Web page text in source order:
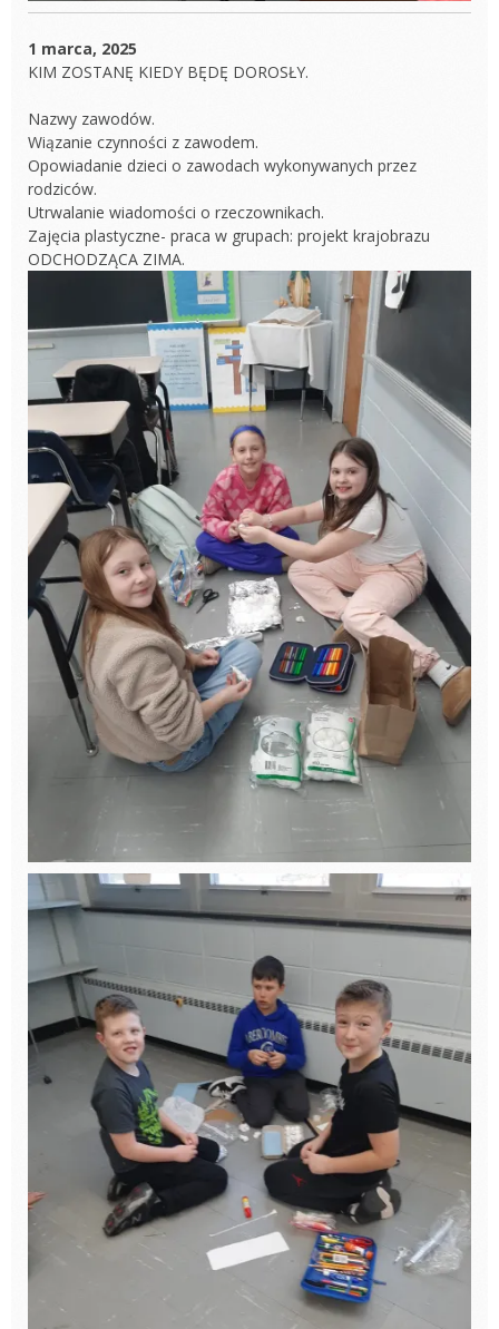
1 marca, 2025
KIM ZOSTANĘ KIEDY BĘDĘ DOROSŁY.
Nazwy zawodów.
Wiązanie czynności z zawodem.
Opowiadanie dzieci o zawodach wykonywanych przez
rodziców.
Utrwalanie wiadomości o rzeczownikach.
Zajęcia plastyczne- praca w grupach: projekt krajobrazu
ODCHODZĄCA ZIMA.